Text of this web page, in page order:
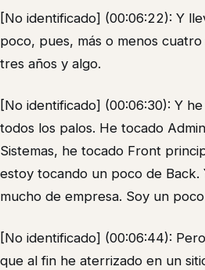
[No identificado] (00:06:22): Y
poco, pues, más o menos
tres años y algo.
[No identificado] (00:06:30): Y
todos los palos. He tocado
Sistemas, he tocado Front
estoy tocando un poco de Back.
mucho de empresa. Soy un
[No identificado] (00:06:44):
que al fin he aterrizado en un